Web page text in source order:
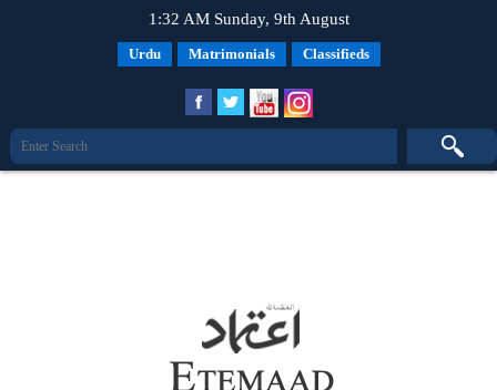
1:32 AM Sunday, 9th August
Urdu Matrimonials Classifieds